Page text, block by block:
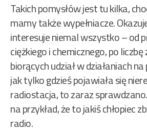
Takich pomysłów jest tu kilka,
mamy także wypełniacze.
interesuje niemal wszystko – od
ciężkiego i chemicznego, po liczbę
biorących udział w działaniach
jak tylko gdzieś pojawiała się
radiostacja, to zaraz
na przykład, że to jakiś chłopiec
radio.